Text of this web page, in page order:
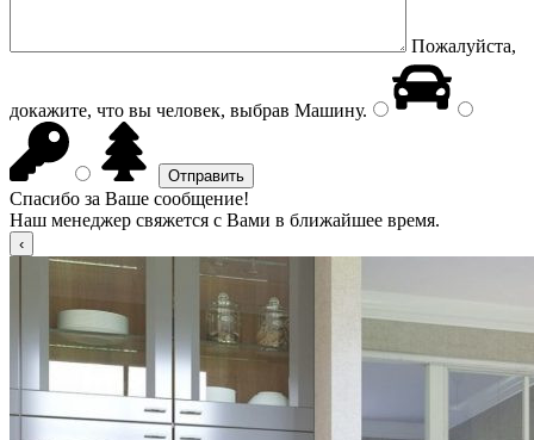
Пожалуйста,
докажите, что вы человек, выбрав Машину.
Спасибо за Ваше сообщение!
Наш менеджер свяжется с Вами в ближайшее время.